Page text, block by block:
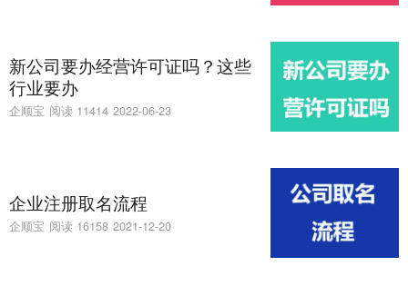
新公司要办经营许可证吗？这些
行业要办
企顺宝 阅读 11414 2022-06-23
企业注册取名流程
企顺宝 阅读 16158 2021-12-20